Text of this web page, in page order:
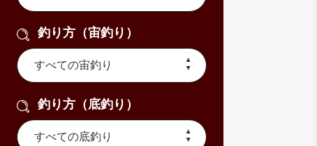
釣り方（宙釣り）
釣り方（底釣り）